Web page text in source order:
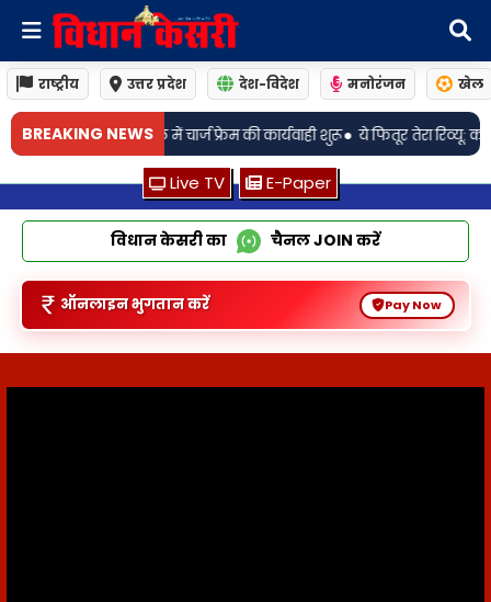
राष्ट्रीय उत्तर प्रदेश देश-विदेश मनोरंजन खेल
BREAKING NEWS
शुरू• ये फितूर तेरा रिव्यू: कबीर सिंह की याद दिलाता है जीत का
Live TV E-Paper
विधान केसरी का चैनलJOIN करें
ऑनलाइन भुगतान करें Pay Now